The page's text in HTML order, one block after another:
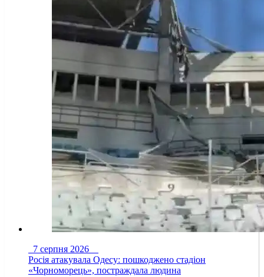
7 серпня 2026
Росія атакувала Одесу: пошкоджено стадіон
«Чорноморець», постраждала людина